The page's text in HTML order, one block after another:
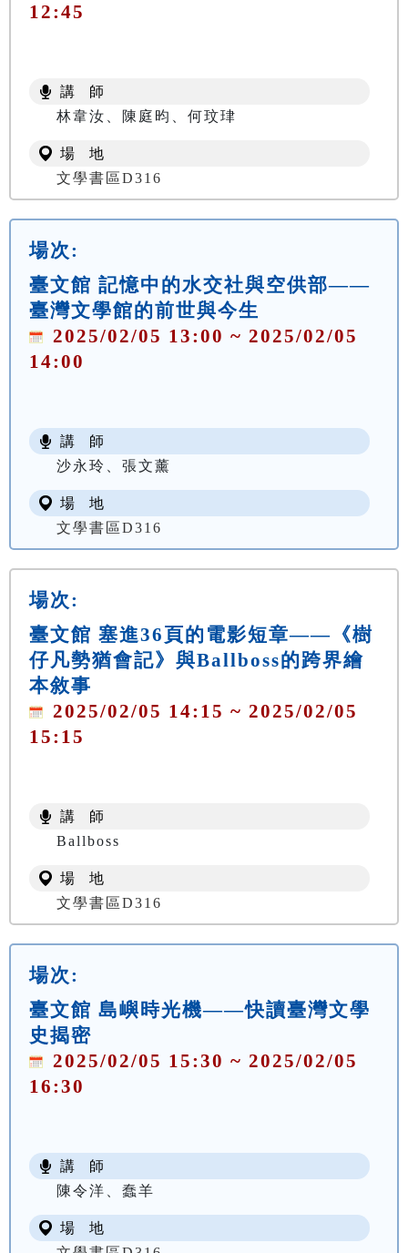
12:45
講 師
林韋汝、陳庭昀、何玟珒
場 地
文學書區D316
場次:
臺文館 記憶中的水交社與空供部——
臺灣文學館的前世與今生
2025/02/05 13:00 ~ 2025/02/05
14:00
講 師
沙永玲、張文薰
場 地
文學書區D316
場次:
臺文館 塞進36頁的電影短章——《樹
仔凡勢猶會記》與Ballboss的跨界繪
本敘事
2025/02/05 14:15 ~ 2025/02/05
15:15
講 師
Ballboss
場 地
文學書區D316
場次:
臺文館 島嶼時光機——快讀臺灣文學
史揭密
2025/02/05 15:30 ~ 2025/02/05
16:30
講 師
陳令洋、蠢羊
場 地